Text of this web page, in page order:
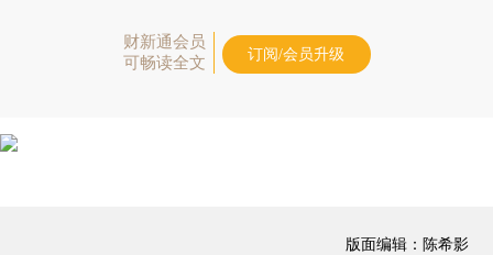
财新通会员
可畅读全文
订阅/会员升级
版面编辑：陈希影